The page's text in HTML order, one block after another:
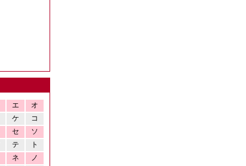
エ
オ
ケ
コ
セ
ソ
テ
ト
ネ
ノ